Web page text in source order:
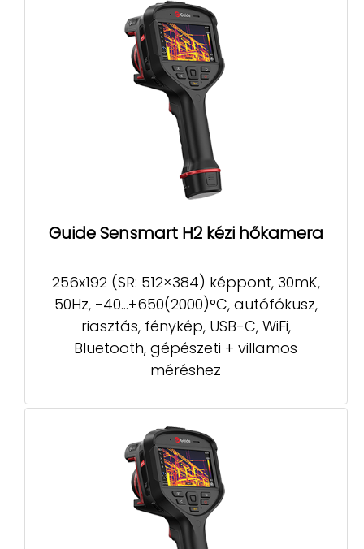
Guide Sensmart H2 kézi hőkamera
256x192 (SR: 512×384) képpont, 30mK,
50Hz, -40...+650(2000)°C, autófókusz,
riasztás, fénykép, USB-C, WiFi,
Bluetooth, gépészeti + villamos
méréshez